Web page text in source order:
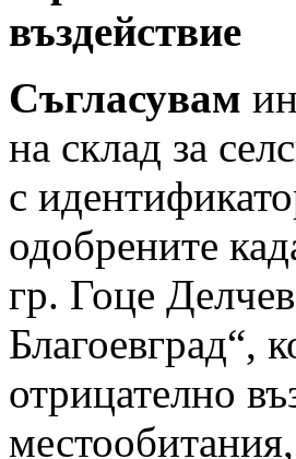
въздействие
Съгласувам
на склад за
с
одобрените
гр. Гоце
Благоевград“,
отрицателно